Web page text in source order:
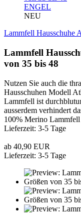
ENGEL
NEU
Lammfell Hausschuhe
Lammfell
von 35 bis 48
Nutzen Sie auch die
Hausschuhen Modell
Lammfell ist
ausserdem verhindert
100% Merino Lammfell
Lieferzeit: 3-5 Tage
ab 40,90 EUR
Lieferzeit: 3-5 Tage